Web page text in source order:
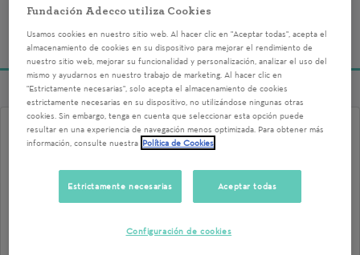
Voluntariados del
05/12/2023
TALLER DE COMUNICACIÓN
IRPF 10 AUTONOMÍA EN EL
Fundación Adecco utiliza Cookies
Usamos cookies en nuestro sitio web. Al hacer clic en "Aceptar todas", acepta el
almacenamiento de cookies en su dispositivo para mejorar el rendimiento de
nuestro sitio web, mejorar su funcionalidad y personalización, analizar el uso del
mismo y ayudarnos en nuestro trabajo de marketing. Al hacer clic en
"Estrictamente necesarias", solo acepta el almacenamiento de cookies
estrictamente necesarias en su dispositivo, no utilizándose ningunas otras
cookies. Sin embargo, tenga en cuenta que seleccionar esta opción puede
resultar en una experiencia de navegación menos optimizada. Para obtener más
información, consulte nuestra Política de Cookies
Estrictamente necesarias Aceptar todas
Configuración de cookies